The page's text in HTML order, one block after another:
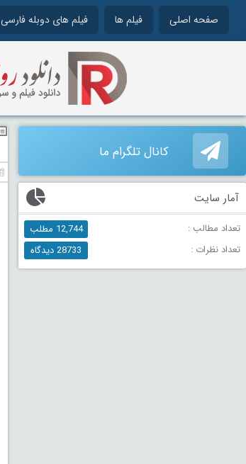
صفحه اصلی فیلم ها فیلم های دوبله فارسی
کانال تلگرام ما
آمار سایت
تعداد مطالب :
12,744 مطلب
تعداد نظرات :
28733 دیدگاه